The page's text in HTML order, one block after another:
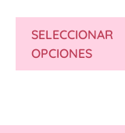
SELECCIONAR
OPCIONES